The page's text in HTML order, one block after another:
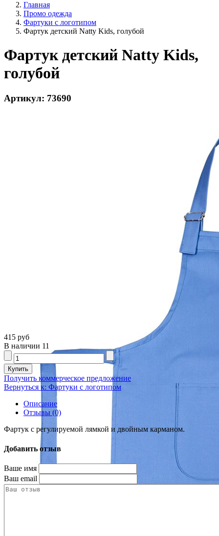
Главная
Промо одежда
Фартуки с логотипом
Фартук детский Natty Kids, голубой
Фартук детский Natty Kids,
голубой
Артикул: 73690
415 руб
В наличии 11
Получить коммерческое предложение
Вернуться к: Фартуки с логотипом
Описание
Отзывы (0)
Фартук с регулируемой лямкой и двойным карманом.
Добавить отзыв
Ваше имя
Ваш email